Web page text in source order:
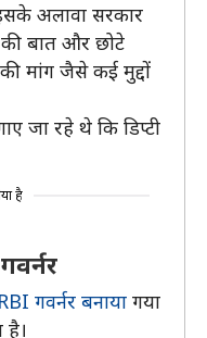
अलावा सरकार
बात और छोटे
मांग जैसे कई मुद्दों
जा रहे थे कि डिप्टी
है
गवर्नर बनाया गया
है।